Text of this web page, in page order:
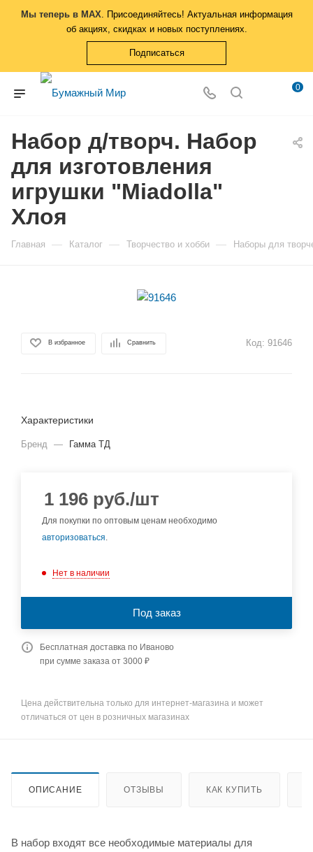
Мы теперь в MAX. Присоединяйтесь! Актуальная информация
об акциях, скидках и новых поступлениях.
Подписаться
0
Набор д/творч. Набор
для изготовления
игрушки "Miadolla"
Хлоя
Главная — Каталог — Творчество и хобби — Наборы для
В избранное Сравнить Код: 91646
Характеристики
Бренд — Гамма ТД
1 196 руб./шт
Для покупки по оптовым ценам необходимо
авторизоваться.
Нет в наличии
Под заказ
Бесплатная доставка по Иваново
при сумме заказа от 3000 ₽
Цена действительна только для интернет-магазина и может
отличаться от цен в розничных магазинах
ОПИСАНИЕ ОТЗЫВЫ КАК КУПИТЬ
В набор входят все необходимые материалы для